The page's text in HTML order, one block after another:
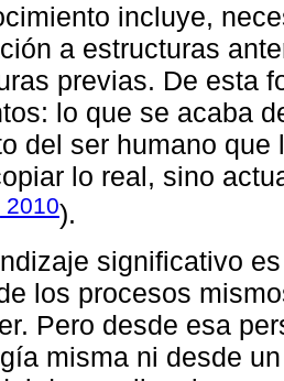
incluye,
a estructuras
previas. De esta
lo que se acaba
del ser humano
lo real, sino
2010).
significativo
los procesos
Pero desde esa
misma ni desde